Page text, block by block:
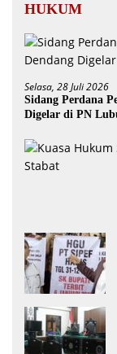
HUKUM
Selasa, 28 Juli 2026
Sidang Perdana
Digelar di PN